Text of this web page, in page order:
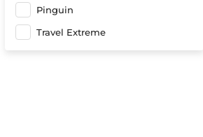
Pinguin
Travel Extreme